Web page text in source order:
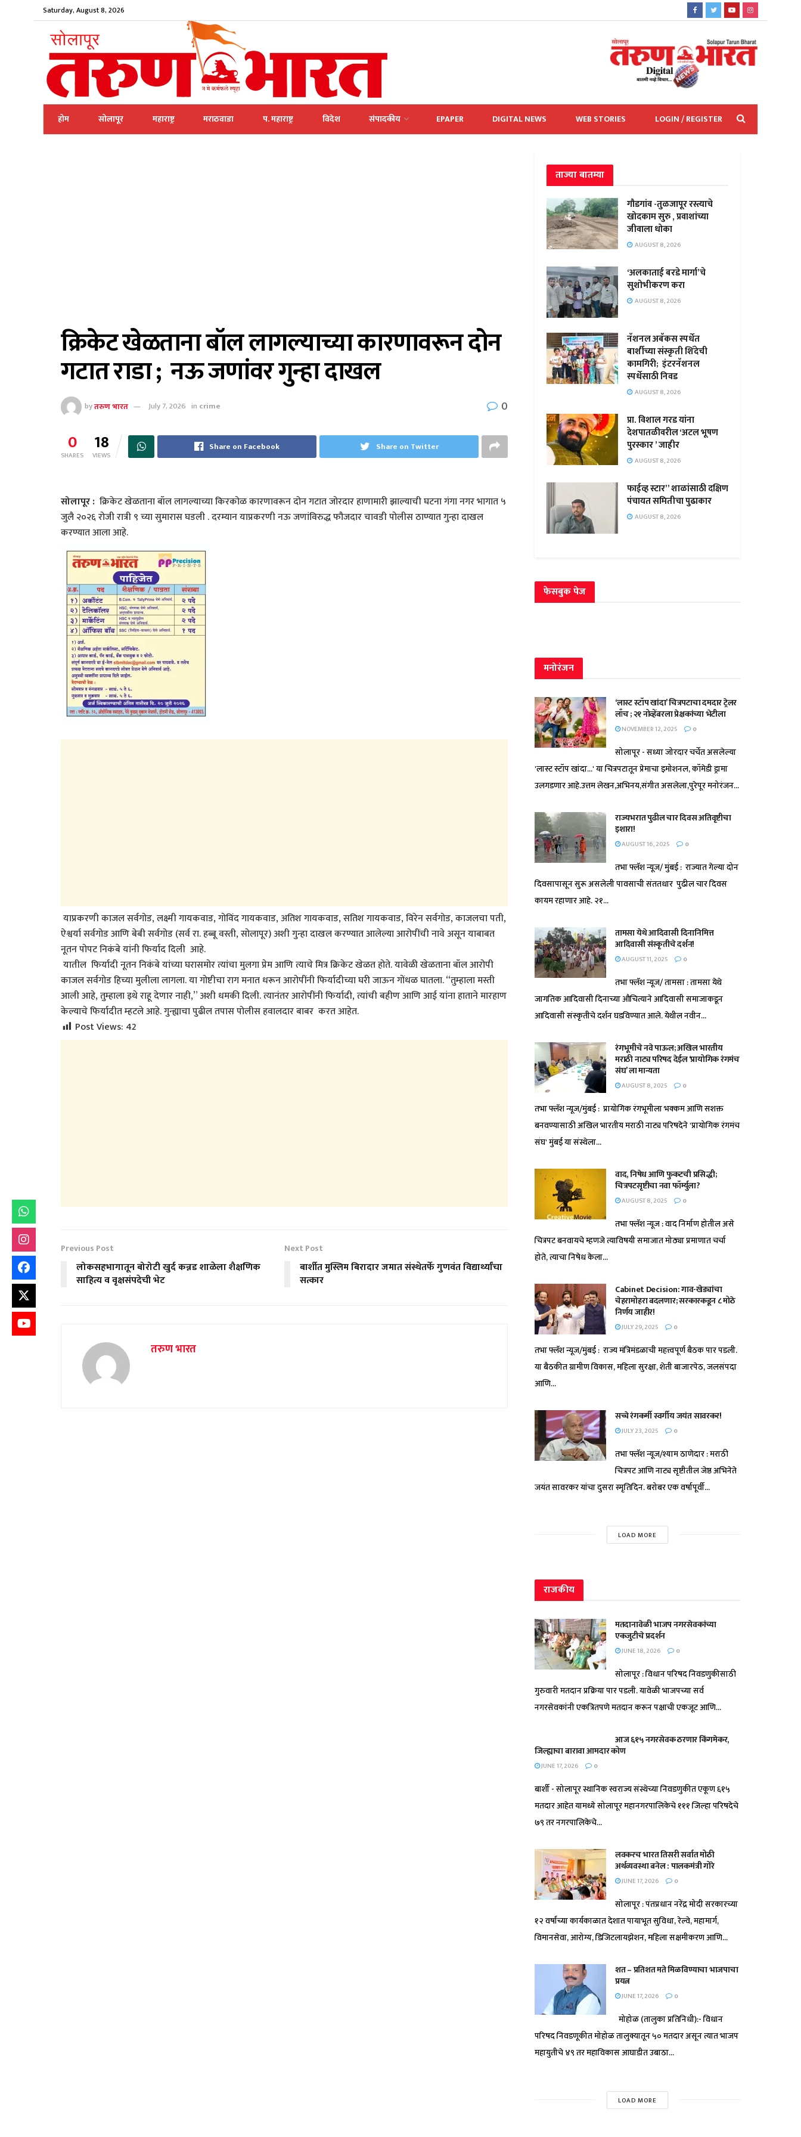
Saturday, August 8, 2026
होम सोलापूर महाराष्ट्र मराठवाडा प. महाराष्ट्र विदेश संपादकीय EPAPER DIGITAL NEWS WEB STORIES LOGIN / REGISTER
क्रिकेट खेळताना बॉल लागल्याच्या कारणावरून दोन
गटात राडा ; नऊ जणांवर गुन्हा दाखल
byतरुण भारत July 7, 2026 in crime 0
0
SHARES 18
VIEWS
Share on Facebook Share on Twitter
​सोलापूर : क्रिकेट खेळताना बॉल लागल्याच्या किरकोळ कारणावरून दोन गटात जोरदार हाणामारी झाल्याची घटना गंगा नगर भागात ५
जुलै २०२६ रोजी रात्री ९ च्या सुमारास घडली . दरम्यान याप्रकरणी नऊ जणांविरुद्ध फौजदार चावडी पोलीस ठाण्यात गुन्हा दाखल
करण्यात आला आहे.
याप्रकरणी काजल सर्वगोड, लक्ष्मी गायकवाड, गोविंद गायकवाड, अतिश गायकवाड, सतिश गायकवाड, विरेन सर्वगोड, काजलचा पती,
ऐश्वर्या सर्वगोड आणि बेबी सर्वगोड (सर्व रा. हब्बू वस्ती, सोलापूर) अशी गुन्हा दाखल करण्यात आलेल्या आरोपींची नावे असून याबाबत
नूतन पोपट निकंबे यांनी फिर्याद दिली आहे.
यातील फिर्यादी नूतन निकंबे यांच्या घरासमोर त्यांचा मुलगा प्रेम आणि त्याचे मित्र क्रिकेट खेळत होते. यावेळी खेळताना बॉल आरोपी
काजल सर्वगोड हिच्या मुलीला लागला. या गोष्टीचा राग मनात धरून आरोपींनी फिर्यादीच्या घरी जाऊन गोंधळ घातला. “तुम्हाला मस्ती
आली आहे, तुम्हाला इथे राहू देणार नाही,” अशी धमकी दिली. त्यानंतर आरोपींनी फिर्यादी, त्यांची बहीण आणि आई यांना हाताने मारहाण
केल्याचे फिर्यादीत म्हटले आहे. गुन्ह्याचा पुढील तपास पोलीस हवालदार बाबर करत आहेत.
Post Views: 42
Previous Post
लोकसहभागातून बोरोटी खुर्द कन्नड शाळेला शैक्षणिक
साहित्य व वृक्षसंपदेची भेट
Next Post
बार्शीत मुस्लिम बिरादार जमात संस्थेतर्फे गुणवंत विद्यार्थ्यांचा
सत्कार
तरुण भारत
ताज्या बातम्या
गौडगांव -तुळजापूर रस्त्याचे
खोदकाम सुरु , प्रवाशांच्या
जीवाला धोका
AUGUST 8, 2026
‘अलकाताई बरडे मार्गा’चे
सुशोभीकरण करा
AUGUST 8, 2026
नॅशनल अबॅकस स्पर्धेत
बार्शीच्या संस्कृती शिंदेची
कामगिरी; इंटरनॅशनल
स्पर्धेसाठी निवड
AUGUST 8, 2026
प्रा. विशाल गरड यांना
देशपातळीवरील ‘अटल भूषण
पुरस्कार ’ जाहीर
AUGUST 8, 2026
फाईव्ह स्टार” शाळांसाठी दक्षिण
पंचायत समितीचा पुढाकार
AUGUST 8, 2026
फेसबुक पेज
मनोरंजन
‘लास्ट स्टॉप खांदा’ चित्रपटाचा दमदार ट्रेलर
लाँच ; २१ नोव्हेंबरला प्रेक्षकांच्या भेटीला
NOVEMBER 12, 2025 0
सोलापूर - सध्या जोरदार चर्चेत असलेल्या
'लास्ट स्टॉप खांदा...' या चित्रपटातून प्रेमाचा इमोशनल, कॉमेडी ड्रामा
उलगडणार आहे.उत्तम लेखन,अभिनय,संगीत असलेला,पुरेपूर मनोरंजन...
राज्यभरात पुढील चार दिवस अतिवृष्टीचा
इशारा!
AUGUST 16, 2025 0
तभा फ्लॅश न्यूज/ मुंबई : राज्यात गेल्या दोन
दिवसापासून सुरू असलेली पावसाची संततधार पुढील चार दिवस
कायम रहाणार आहे. २१...
तामसा येथे आदिवासी दिनानिमित्त
आदिवासी संस्कृतीचे दर्शन!
AUGUST 11, 2025 0
तभा फ्लॅश न्यूज/ तामसा : तामसा येथे
जागतिक आदिवासी दिनाच्या औचित्याने आदिवासी समाजाकडून
आदिवासी संस्कृतीचे दर्शन घडविण्यात आले. येथील नवीन...
रंगभूमीचे नवे पाऊल; अखिल भारतीय
मराठी नाट्य परिषद देईल ‘प्रायोगिक रंगमंच
संघ’ ला मान्यता
AUGUST 8, 2025 0
तभा फ्लॅश न्यूज/मुंबई : प्रायोगिक रंगभूमीला भक्कम आणि सशक्त
बनवण्यासाठी अखिल भारतीय मराठी नाट्य परिषदेने 'प्रायोगिक रंगमंच
संघ' मुंबई या संस्थेला...
वाद, निषेध आणि फुकटची प्रसिद्धी;
चित्रपटसृष्टीचा नवा फॉर्म्युला?
AUGUST 8, 2025 0
तभा फ्लॅश न्यूज : वाद निर्माण होतील असे
चित्रपट बनवायचे म्हणजे त्याविषयी समाजात मोठ्या प्रमाणात चर्चा
होते, त्याचा निषेध केला...
Cabinet Decision: गाव-खेड्यांचा
चेहरामोहरा बदलणार; सरकारकडून ८ मोठे
निर्णय जाहीर!
JULY 29, 2025 0
तभा फ्लॅश न्यूज/मुंबई : राज्य मंत्रिमंडळाची महत्त्वपूर्ण बैठक पार पडली.
या बैठकीत ग्रामीण विकास, महिला सुरक्षा, शेती बाजारपेठ, जलसंपदा
आणि...
सच्चे रंगकर्मी स्वर्गीय जयंत सावरकर!
JULY 23, 2025 0
तभा फ्लॅश न्यूज/श्याम ठाणेदार : मराठी
चित्रपट आणि नाट्य सृष्टीतील जेष्ठ अभिनेते
जयंत सावरकर यांचा दुसरा स्मृतिदिन. बरोबर एक वर्षापूर्वी...
LOAD MORE
राजकीय
मतदानावेळी भाजप नगरसेवकांच्या
एकजुटीचे प्रदर्शन
JUNE 18, 2026 0
सोलापूर : विधान परिषद निवडणुकीसाठी
गुरुवारी मतदान प्रक्रिया पार पडली. यावेळी भाजपच्या सर्व
नगरसेवकांनी एकत्रितपणे मतदान करून पक्षाची एकजूट आणि...
आज ६१५ नगरसेवक ठरणार किंगमेकर,
जिल्ह्याचा बारावा आमदार कोण
JUNE 17, 2026 0
बार्शी - सोलापूर स्थानिक स्वराज्य संस्थेच्या निवडणुकीत एकूण ६१५
मतदार आहेत यामध्ये सोलापूर महानगरपालिकेचे १११ जिल्हा परिषदेचे
७९ तर नगरपालिकेचे...
लवकरच भारत तिसरी सर्वात मोठी
अर्थव्यवस्था बनेल : पालकमंत्री गोरे
JUNE 17, 2026 0
सोलापूर : पंतप्रधान नरेंद्र मोदी सरकारच्या
१२ वर्षांच्या कार्यकाळात देशात पायाभूत सुविधा, रेल्वे, महामार्ग,
विमानसेवा, आरोग्य, डिजिटलायझेशन, महिला सक्षमीकरण आणि...
शत – प्रतिशत मते मिळविण्याचा भाजपाचा
प्रयत्न
JUNE 17, 2026 0
मोहोळ (तालुका प्रतिनिधी):- विधान
परिषद निवडणूकीत मोहोळ तालुक्यातून ५० मतदार असून त्यात भाजप
महायुतीचे ४९ तर महाविकास आघाडीत उबाठा...
LOAD MORE